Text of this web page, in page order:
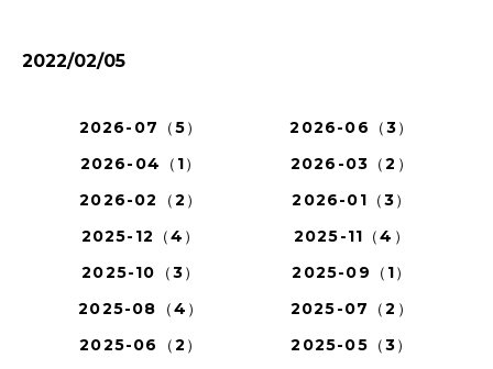
2022/02/05
2026-07（5）
2026-06（3）
2026-04（1）
2026-03（2）
2026-02（2）
2026-01（3）
2025-12（4）
2025-11（4）
2025-10（3）
2025-09（1）
2025-08（4）
2025-07（2）
2025-06（2）
2025-05（3）